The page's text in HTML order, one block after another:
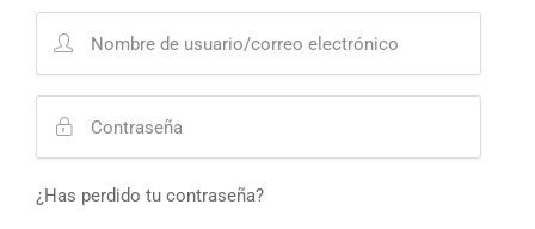
¿Has perdido tu contraseña?